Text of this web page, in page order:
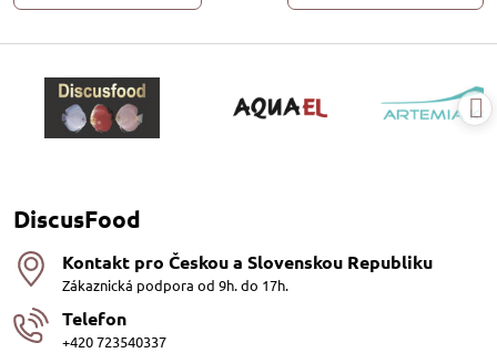
DiscusFood
Kontakt pro Českou a Slovenskou Republiku
Zákaznická podpora od 9h. do 17h.
Telefon
+420 723540337